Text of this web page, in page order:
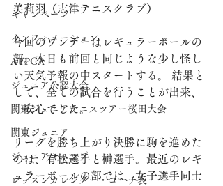
キャンペーン
インフォメーション
ATPCA
ジュニア公認大会
関東ジュニアテニスツアー桜田大会
関東ジュニア
ジュニアキャンプ
レッスンカレンダー・コーチ表
美莉羽（志津テニスクラブ）
今回のワンデーはレギュラーボールの
部。本日も前回と同じような少し怪し
い天気予報の中スタートする。 結果と
して、全ての試合を行うことが出来、
一安心でした。
リーグを勝ち上がり決勝に駒を進めた
のは、有松選手と榊選手。最近のレギ
ュラーボールの部では、女子選手同士